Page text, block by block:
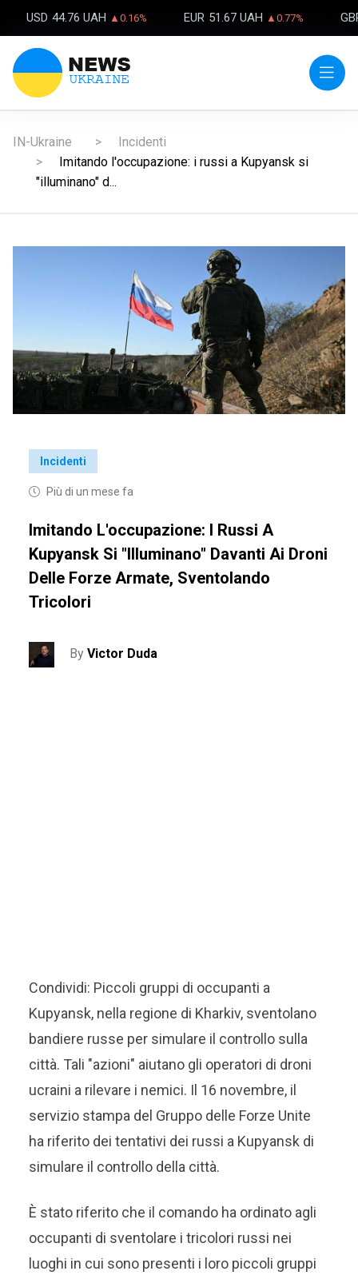
USD 44.76 UAH ▲0.16% EUR 51.67 UAH ▲0.77%
IN-Ukraine
Incidenti
Imitando l'occupazione: i russi a Kupyansk si
"illuminano" d...
Incidenti
Più di un mese fa
Imitando L'occupazione: I Russi A
Kupyansk Si "illuminano" Davanti Ai Droni
Delle Forze Armate, Sventolando
Tricolori
ByVictor Duda
Condividi: Piccoli gruppi di occupanti a
Kupyansk, nella regione di Kharkiv, sventolano
bandiere russe per simulare il controllo sulla
città. Tali "azioni" aiutano gli operatori di droni
ucraini a rilevare i nemici. Il 16 novembre, il
servizio stampa del Gruppo delle Forze Unite
ha riferito dei tentativi dei russi a Kupyansk di
simulare il controllo della città.
È stato riferito che il comando ha ordinato agli
occupanti di sventolare i tricolori russi nei
luoghi in cui sono presenti i loro piccoli gruppi